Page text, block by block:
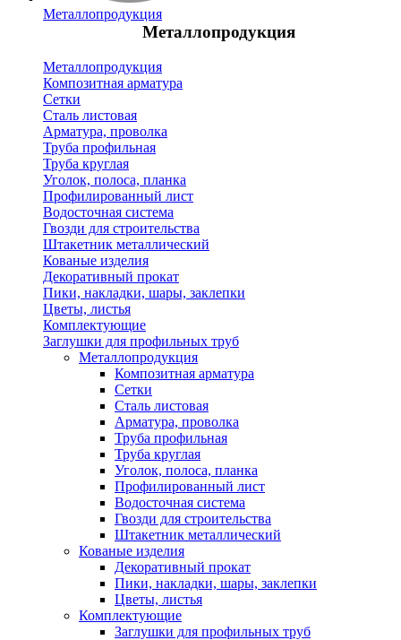
Металлопродукция
Металлопродукция
Металлопродукция
Композитная арматура
Сетки
Сталь листовая
Арматура, проволка
Труба профильная
Труба круглая
Уголок, полоса, планка
Профилированный лист
Водосточная система
Гвозди для строительства
Штакетник металлический
Кованые изделия
Декоративный прокат
Пики, накладки, шары, заклепки
Цветы, листья
Комплектующие
Заглушки для профильных труб
Металлопродукция
Композитная арматура
Сетки
Сталь листовая
Арматура, проволка
Труба профильная
Труба круглая
Уголок, полоса, планка
Профилированный лист
Водосточная система
Гвозди для строительства
Штакетник металлический
Кованые изделия
Декоративный прокат
Пики, накладки, шары, заклепки
Цветы, листья
Комплектующие
Заглушки для профильных труб